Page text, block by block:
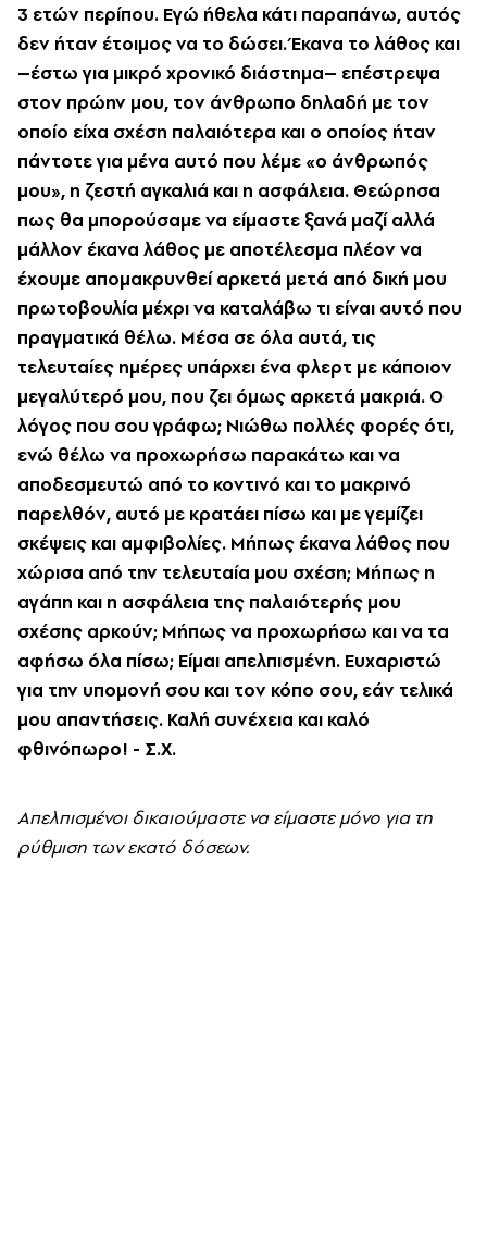
3 ετών περίπου. Εγώ ήθελα κάτι παραπάνω, αυτός
δεν ήταν έτοιμος να το δώσει. Έκανα το λάθος και
–έστω για μικρό χρονικό διάστημα– επέστρεψα
στον πρώην μου, τον άνθρωπο δηλαδή με τον
οποίο είχα σχέση παλαιότερα και ο οποίος ήταν
πάντοτε για μένα αυτό που λέμε «ο άνθρωπός
μου», η ζεστή αγκαλιά και η ασφάλεια. Θεώρησα
πως θα μπορούσαμε να είμαστε ξανά μαζί αλλά
μάλλον έκανα λάθος με αποτέλεσμα πλέον να
έχουμε απομακρυνθεί αρκετά μετά από δική μου
πρωτοβουλία μέχρι να καταλάβω τι είναι αυτό που
πραγματικά θέλω. Μέσα σε όλα αυτά, τις
τελευταίες ημέρες υπάρχει ένα φλερτ με κάποιον
μεγαλύτερό μου, που ζει όμως αρκετά μακριά. Ο
λόγος που σου γράφω; Νιώθω πολλές φορές ότι,
ενώ θέλω να προχωρήσω παρακάτω και να
αποδεσμευτώ από το κοντινό και το μακρινό
παρελθόν, αυτό με κρατάει πίσω και με γεμίζει
σκέψεις και αμφιβολίες. Μήπως έκανα λάθος που
χώρισα από την τελευταία μου σχέση; Μήπως η
αγάπη και η ασφάλεια της παλαιότερής μου
σχέσης αρκούν; Μήπως να προχωρήσω και να τα
αφήσω όλα πίσω; Είμαι απελπισμένη. Ευχαριστώ
για την υπομονή σου και τον κόπο σου, εάν τελικά
μου απαντήσεις. Καλή συνέχεια και καλό
φθινόπωρο! - Σ.Χ.
Απελπισμένοι δικαιούμαστε να είμαστε μόνο για τη
ρύθμιση των εκατό δόσεων.